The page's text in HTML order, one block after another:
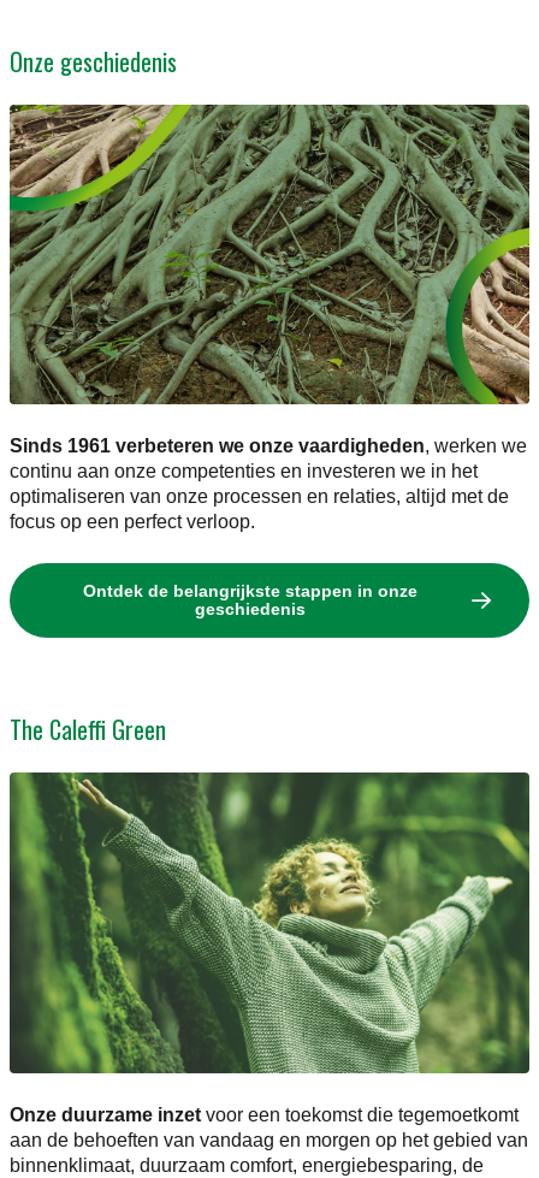
Onze geschiedenis
Sinds 1961 verbeteren we onze vaardigheden, werken we
continu aan onze competenties en investeren we in het
optimaliseren van onze processen en relaties, altijd met de
focus op een perfect verloop.
Ontdek de belangrijkste stappen in onze
geschiedenis
The Caleffi Green
Onze duurzame inzet voor een toekomst die tegemoetkomt
aan de behoeften van vandaag en morgen op het gebied van
binnenklimaat, duurzaam comfort, energiebesparing, de